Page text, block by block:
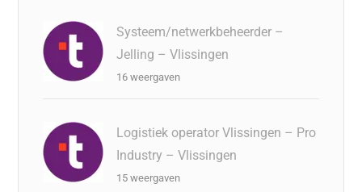
Systeem/netwerkbeheerder –
Jelling – Vlissingen
16 weergaven
Logistiek operator Vlissingen – Pro
Industry – Vlissingen
15 weergaven